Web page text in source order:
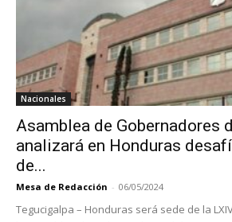
Nacionales
Asamblea de Gobernadores
analizará en Honduras
de...
Mesa de Redacción - 06/05/2024
Tegucigalpa – Honduras será sede de la